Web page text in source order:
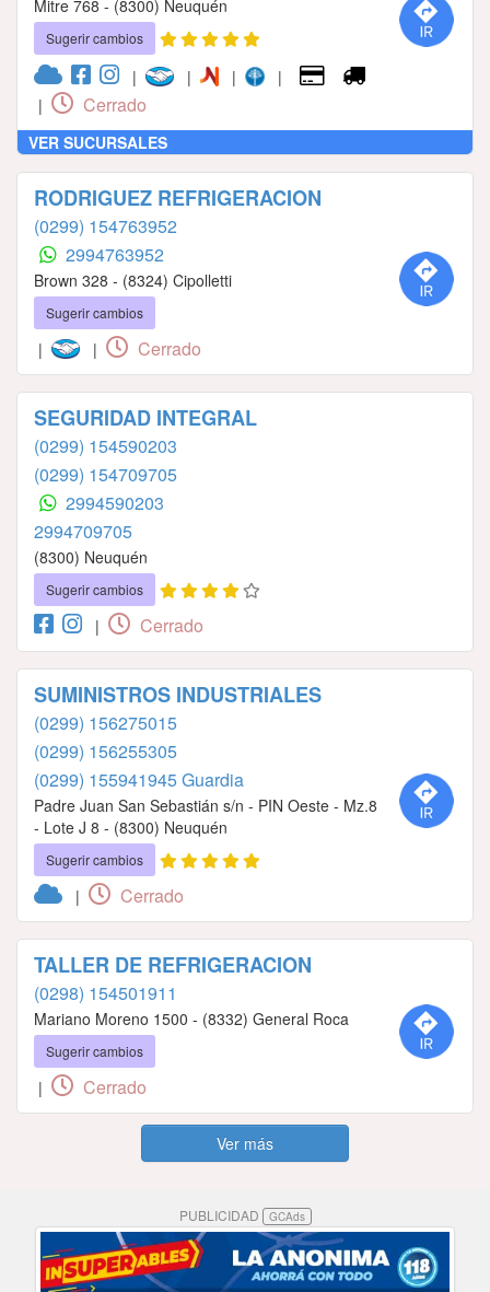
Mitre 768 - (8300) Neuquén
Sugerir cambios
| | |
|
|
Cerrado
VER SUCURSALES
RODRIGUEZ REFRIGERACION
(0299) 154763952
2994763952
Brown 328 - (8324) Cipolletti
Sugerir cambios
| | Cerrado
SEGURIDAD INTEGRAL
(0299) 154590203
(0299) 154709705
2994590203
2994709705
(8300) Neuquén
Sugerir cambios
| Cerrado
SUMINISTROS INDUSTRIALES
(0299) 156275015
(0299) 156255305
(0299) 155941945 Guardia
Padre Juan San Sebastián s/n - PIN Oeste - Mz.8
- Lote J 8 - (8300) Neuquén
Sugerir cambios
| Cerrado
TALLER DE REFRIGERACION
(0298) 154501911
Mariano Moreno 1500 - (8332) General Roca
Sugerir cambios
| Cerrado
Ver más
PUBLICIDAD GCAds